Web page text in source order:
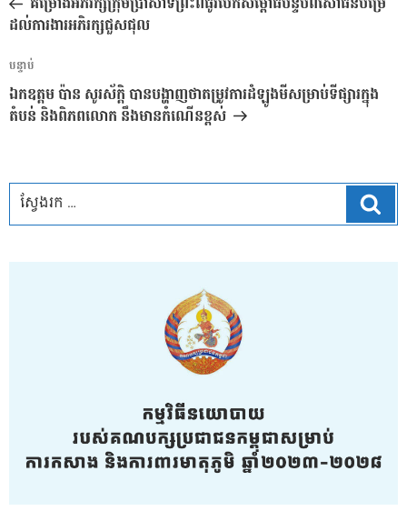
ប្រកាស
ដល់ការងារអភិរក្សជួសជុល
អត្ថបទ
បន្ទាប់
បន្ទាប់
ឯកឧត្តម ប៉ាន សូរស័ក្តិ បានបង្ហាញថាតម្រូវការដំឡូងមីសម្រាប់ទីផ្សារក្នុង
តំបន់ និងពិភពលោក នឹងមានកំណើនខ្ពស់